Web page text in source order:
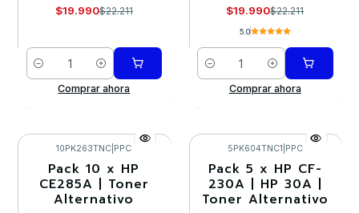
$19.990$22.211
Cantidad
Comprar ahora
$19.990$22.211
5.0
Cantidad
Comprar ahora
-10%
10PK263TNC PPC
Pack 10 x HP
CE285A | Toner
Alternativo
-10%
Agotado
5PK604TNC1 PPC
Pack 5 x HP CF-
230A | HP 30A |
Toner Alternativo